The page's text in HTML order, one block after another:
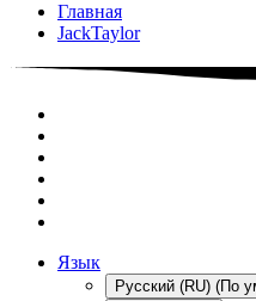
Главная
JackTaylor
Язык
Русский (RU) (По